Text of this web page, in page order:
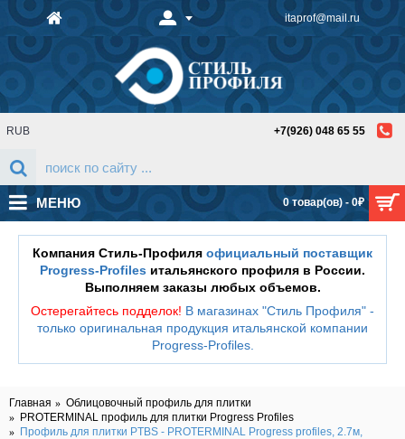
itaprof@mail.ru
0 товар(ов) - 0₽
RUB +7(926) 048 65 55
МЕНЮ
Компания Стиль-Профиля официальный поставщик
Progress-Profiles итальянского профиля в России.
Выполняем заказы любых объемов.
Остерегайтесь подделок! В магазинах "Стиль Профиля" -
только оригинальная продукция итальянской компании
Progress-Profiles.
Главная
Облицовочный профиль для плитки
PROTERMINAL профиль для плитки Progress Profiles
Профиль для плитки PTBS - PROTERMINAL Progress profiles, 2.7м,